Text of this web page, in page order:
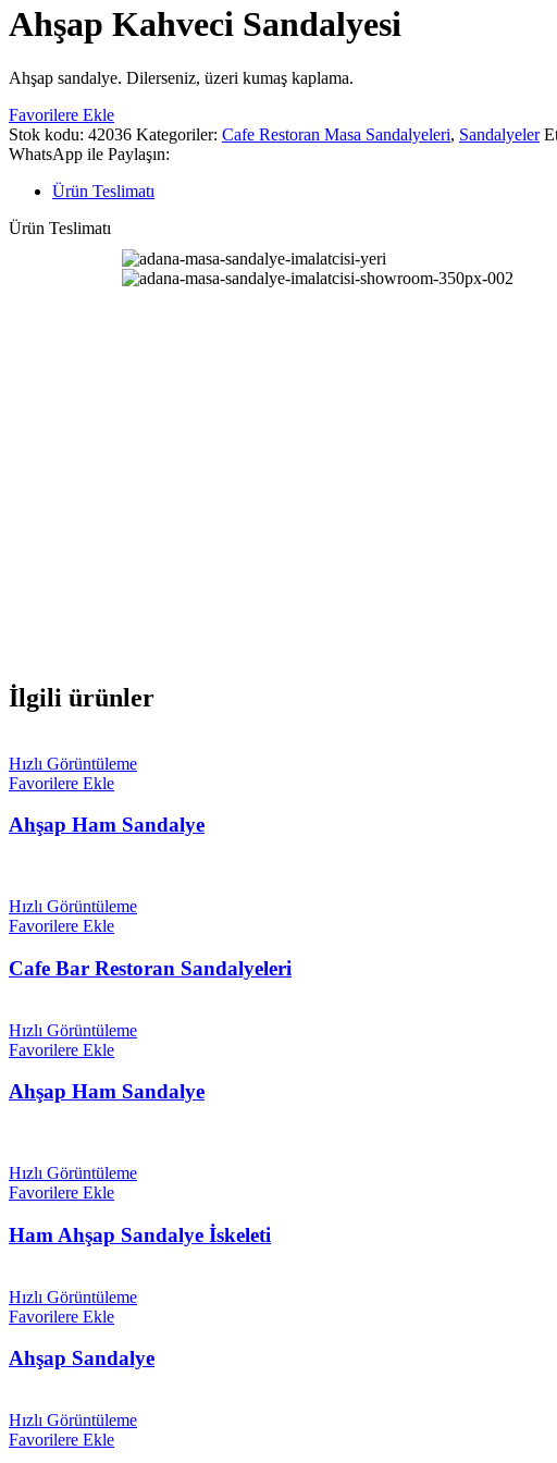
Ahşap Kahveci Sandalyesi
Ahşap sandalye. Dilerseniz, üzeri kumaş kaplama.
Favorilere Ekle
Stok kodu: 42036 Kategoriler: Cafe Restoran Masa Sandalyeleri, Sandalyeler
WhatsApp ile Paylaşın:
Ürün Teslimatı
Ürün Teslimatı
İlgili ürünler
Hızlı Görüntüleme
Favorilere Ekle
Ahşap Ham Sandalye
Hızlı Görüntüleme
Favorilere Ekle
Cafe Bar Restoran Sandalyeleri
Hızlı Görüntüleme
Favorilere Ekle
Ahşap Ham Sandalye
Hızlı Görüntüleme
Favorilere Ekle
Ham Ahşap Sandalye İskeleti
Hızlı Görüntüleme
Favorilere Ekle
Ahşap Sandalye
Hızlı Görüntüleme
Favorilere Ekle